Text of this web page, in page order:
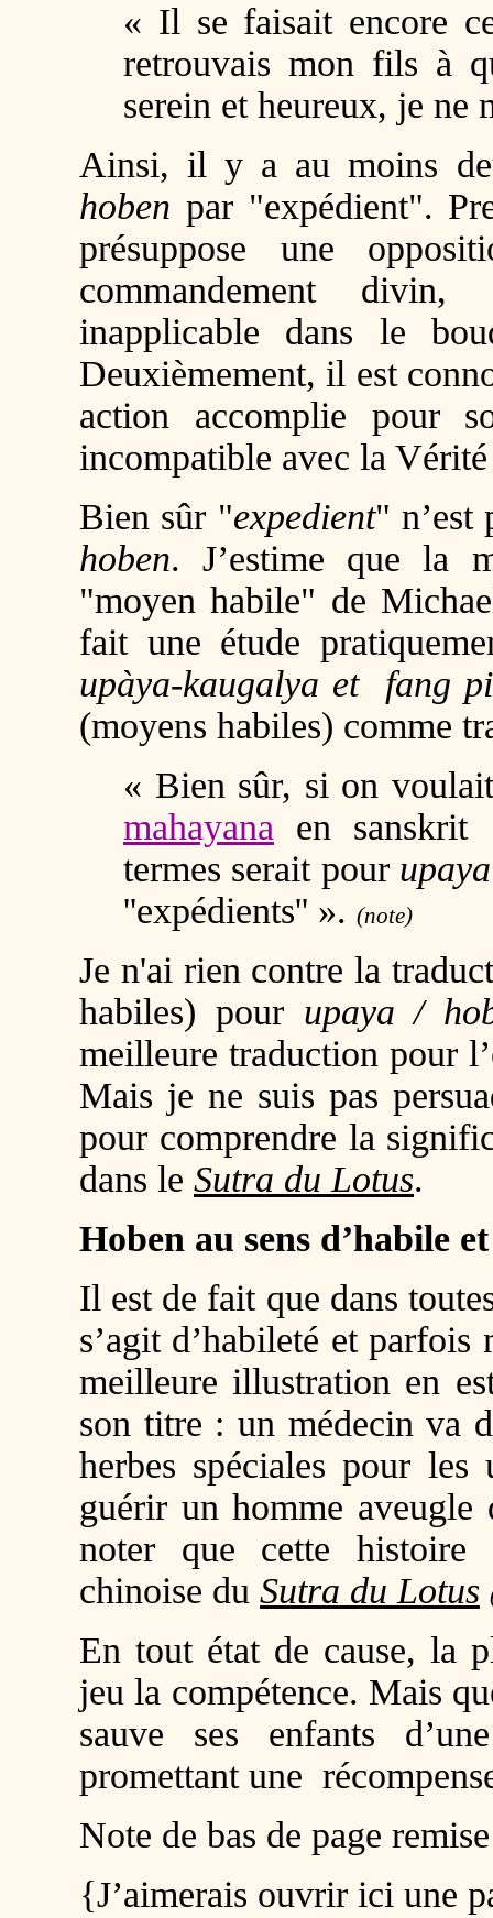
« Il se faisait encore
retrouvais mon fils à
serein et heureux, je ne
Ainsi, il y a au moins
hoben par "expédient".
présuppose une
commandement
inapplicable dans le
Deuxièmement, il est
action accomplie pour
incompatible avec la
Bien sûr "expedient" n’est
hoben. J’estime que la
"moyen habile" de
fait une étude
upàya-kaugalya et
fang
(moyens habiles) comme
« Bien sûr, si on
mahayana en
termes serait pour upaya
''expédients'' ». (note)
Je n'ai rien contre la
habiles) pour upaya /
meilleure traduction pour
Mais je ne suis pas
pour comprendre la
dans le Sutra du Lotus.
Hoben au sens d’habile
Il est de fait que dans
s’agit d’habileté et
meilleure illustration en
son titre : un médecin va
herbes spéciales pour
guérir un homme aveugle
noter que cette histoire
chinoise du Sutra du Lotus
En tout état de cause, la
jeu la compétence. Mais
sauve ses enfants
promettant une
Note de bas de page
{J’aimerais ouvrir ici une